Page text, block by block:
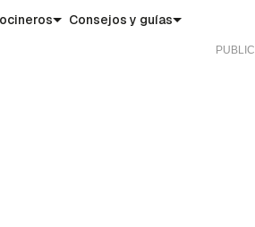
Consejos y guías